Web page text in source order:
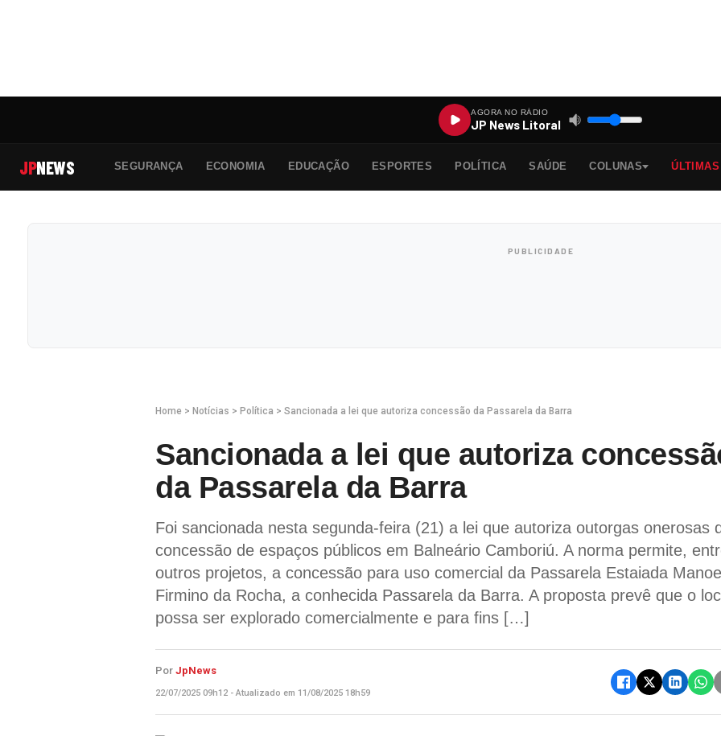
AGORA NO RÁDIO
JP News Litoral
JPNEWS SEGURANÇA ECONOMIA EDUCAÇÃO ESPORTES POLÍTICA SAÚDE COLUNAS ÚLTIMAS
Home > Notícias > Política >Sancionada a lei que autoriza concessão da Passarela da Barra
Sancionada a lei que autoriza
da Passarela da Barra
Foi sancionada nesta segunda-feira (21) a lei que autoriza outorgas onerosas
concessão de espaços públicos em Balneário Camboriú. A norma permite,
outros projetos, a concessão para uso comercial da Passarela Estaiada
Firmino da Rocha, a conhecida Passarela da Barra. A proposta prevê que o
possa ser explorado comercialmente e para fins […]
PorJpNews
22/07/2025 09h12 - Atualizado em 11/08/2025 18h59